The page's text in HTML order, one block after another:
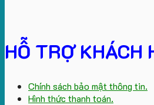
HỖ TRỢ KHÁCH
Chính sách bảo mật thông tin.
Hình thức thanh toán.